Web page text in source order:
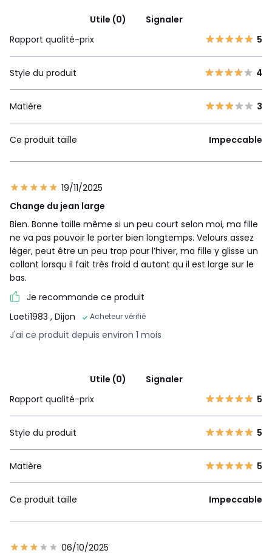
Utile (0)
Signaler
Rapport qualité-prix
5
Style du produit 4
Matière 3
Ce produit taille Impeccable
19/11/2025
Change du jean large
Bien. Bonne taille même si un peu court selon moi, ma fille
ne va pas pouvoir le porter bien longtemps. Velours assez
léger, peut être un peu trop pour l’hiver, ma fille y glisse un
collant lorsqu il fait très froid d autant qu il est large sur le
bas.
Je recommande ce produit
Laeti1983 , Dijon Acheteur vérifié
J'ai ce produit depuis environ 1 mois
Utile (0)
Signaler
Rapport qualité-prix
5
Style du produit 5
Matière 5
Ce produit taille Impeccable
06/10/2025